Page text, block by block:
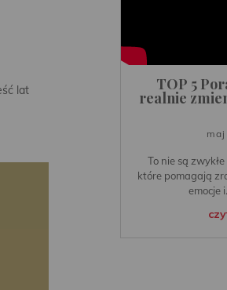
lat
TOP 5
realnie
To nie są
które pomagają
emocje